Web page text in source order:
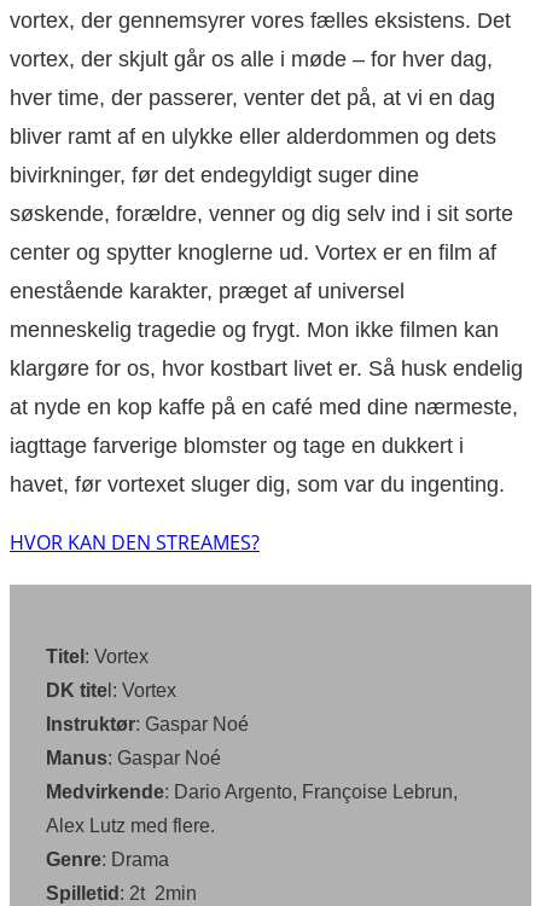
vortex, der gennemsyrer vores fælles eksistens. Det
vortex, der skjult går os alle i møde – for hver dag,
hver time, der passerer, venter det på, at vi en dag
bliver ramt af en ulykke eller alderdommen og dets
bivirkninger, før det endegyldigt suger dine
søskende, forældre, venner og dig selv ind i sit sorte
center og spytter knoglerne ud. Vortex er en film af
enestående karakter, præget af universel
menneskelig tragedie og frygt. Mon ikke filmen kan
klargøre for os, hvor kostbart livet er. Så husk endelig
at nyde en kop kaffe på en café med dine nærmeste,
iagttage farverige blomster og tage en dukkert i
havet, før vortexet sluger dig, som var du ingenting.
HVOR KAN DEN STREAMES?
Titel : Vortex
DK tite l: Vortex
Instruktør: Gaspar Noé
Manus: Gaspar Noé
Medvirkende: Dario Argento, Françoise Lebrun,
Alex Lutz med flere.
Genre: Drama
Spilletid : 2t 2min